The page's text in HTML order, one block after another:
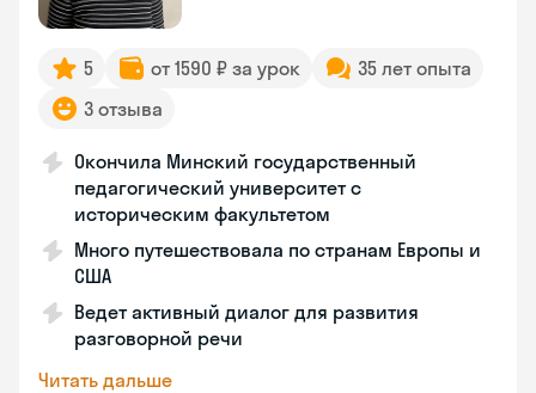
5 от 1590 ₽ за урок
35 лет опыта
3 отзыва
Окончила Минский государственный
педагогический университет с
историческим факультетом
Много путешествовала по странам Европы и
США
Ведет активный диалог для развития
разговорной речи
Читать дальше